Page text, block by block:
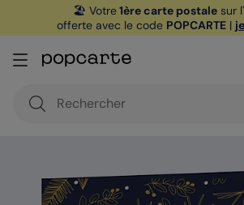
🏖️ Votre1ère carte postale sur
offerte avec le code POPCARTE|